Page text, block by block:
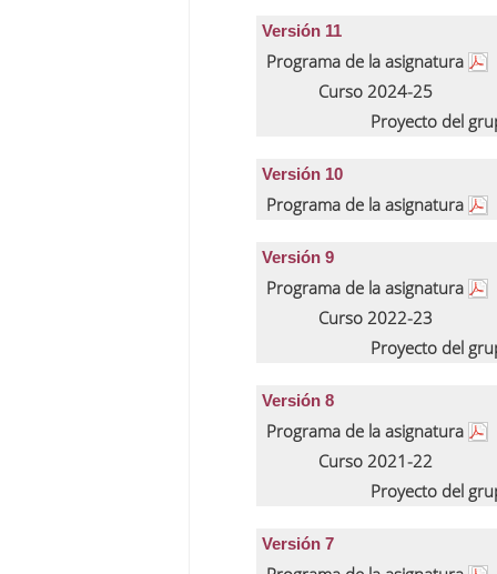
Versión 11
Programa de la asignatura
Curso 2024-25
Proyecto del
Versión 10
Programa de la asignatura
Versión 9
Programa de la asignatura
Curso 2022-23
Proyecto del
Versión 8
Programa de la asignatura
Curso 2021-22
Proyecto del
Versión 7